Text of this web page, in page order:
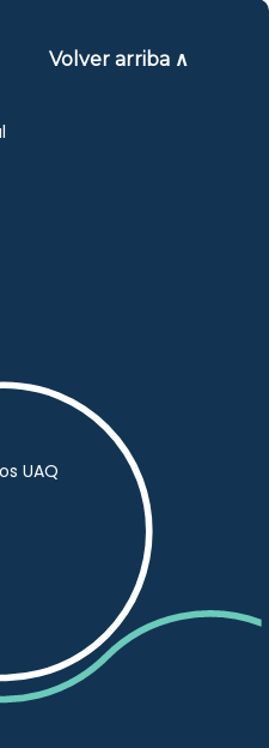
Volver arriba ∧
UAQ